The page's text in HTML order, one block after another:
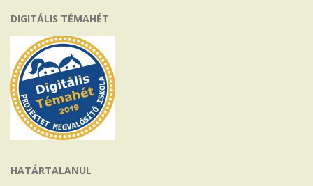
DIGITÁLIS TÉMAHÉT
HATÁRTALANUL